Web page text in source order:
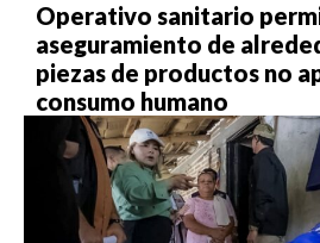
Operativo sanitario
aseguramiento de
piezas de productos no
consumo humano